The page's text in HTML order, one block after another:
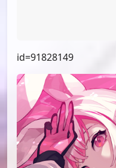
id=91904467